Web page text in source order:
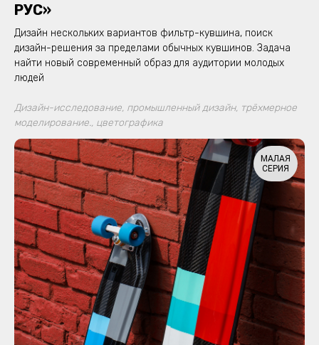
РУС»
Дизайн нескольких вариантов фильтр-кувшина, поиск
дизайн-решения за пределами обычных кувшинов. Задача
найти новый современный образ для аудитории молодых
людей
Дизайн-исследование, промышленный дизайн, трёхмерное
моделирование., цветографика
МАЛАЯ
СЕРИЯ